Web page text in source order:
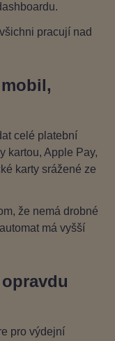
pracují nad
celé platební
kartou, Apple Pay,
karty srážené ze
že nemá drobné
má vyšší
pro výdejní